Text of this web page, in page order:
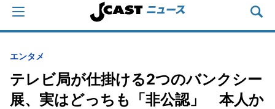
エンタメ
テレビ局が仕掛ける2つのバンクシー
展、実はどっちも「非公認」 本人か